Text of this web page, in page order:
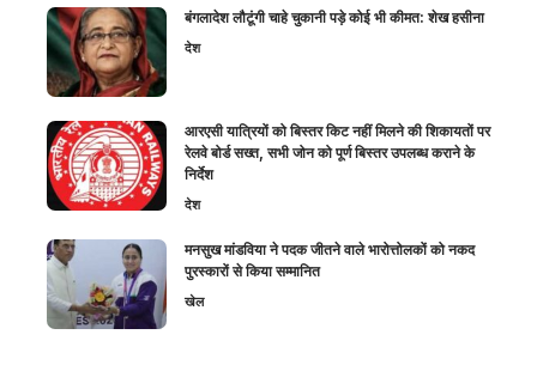
बंगलादेश लौटूंगी चाहे चुकानी पड़े कोई भी कीमत: शेख हसीना
देश
आरएसी यात्रियों को बिस्तर किट नहीं मिलने की शिकायतों पर
रेलवे बोर्ड सख्त, सभी जोन को पूर्ण बिस्तर उपलब्ध कराने के
निर्देश
देश
मनसुख मांडविया ने पदक जीतने वाले भारोत्तोलकों को नकद
पुरस्कारों से किया सम्मानित
खेल